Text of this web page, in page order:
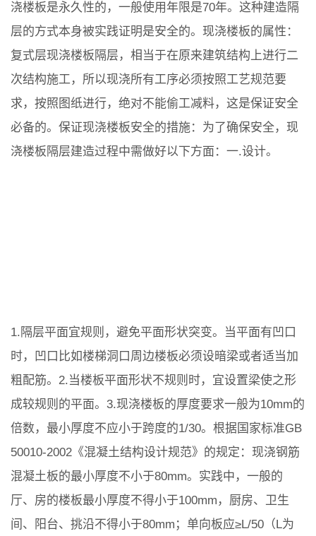
浇楼板是永久性的，一般使用年限是70年。这种建造隔
层的方式本身被实践证明是安全的。现浇楼板的属性：
复式层现浇楼板隔层，相当于在原来建筑结构上进行二
次结构施工，所以现浇所有工序必须按照工艺规范要
求，按照图纸进行，绝对不能偷工减料，这是保证安全
必备的。保证现浇楼板安全的措施：为了确保安全，现
浇楼板隔层建造过程中需做好以下方面：一.设计。
1.隔层平面宜规则，避免平面形状突变。当平面有凹口
时，凹口比如楼梯洞口周边楼板必须设暗梁或者适当加
粗配筋。2.当楼板平面形状不规则时，宜设置梁使之形
成较规则的平面。3.现浇楼板的厚度要求一般为10mm的
倍数，最小厚度不应小于跨度的1/30。根据国家标准GB
50010-2002《混凝土结构设计规范》的规定：现浇钢筋
混凝土板的最小厚度不小于80mm。实践中，一般的
厅、房的楼板最小厚度不得小于100mm，厨房、卫生
间、阳台、挑沿不得小于80mm；单向板应≥L/50（L为